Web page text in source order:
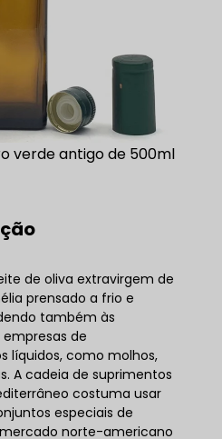
verde antigo de 500ml
de oliva extravirgem de
prensado a frio e
também às
de
líquidos, como molhos,
A cadeia de suprimentos
costuma usar
especiais de
norte-americano